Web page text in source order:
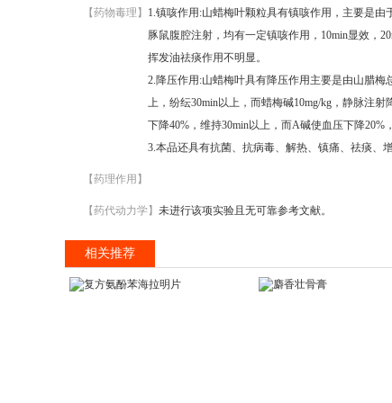
【药物毒理】 1.镇咳作用:山蜡梅叶颗粒具有镇咳作用，主要是
豚鼠腹腔注射，均有一定镇咳作用，10min显效，
挥发油祛痰作用不明显。
2.降压作用:山蜡梅叶具有降压作用主要是由山腊梅
上，纷纭30min以上，而蜡梅碱10mg/kg，静脉注
下降40%，维持30min以上，而A碱使血压下降20%
3.本品还具有抗菌、抗病毒、解热、镇痛、祛痰、
【药理作用】
【药代动力学】 未进行该项实验且无可靠参考文献。
相关推荐